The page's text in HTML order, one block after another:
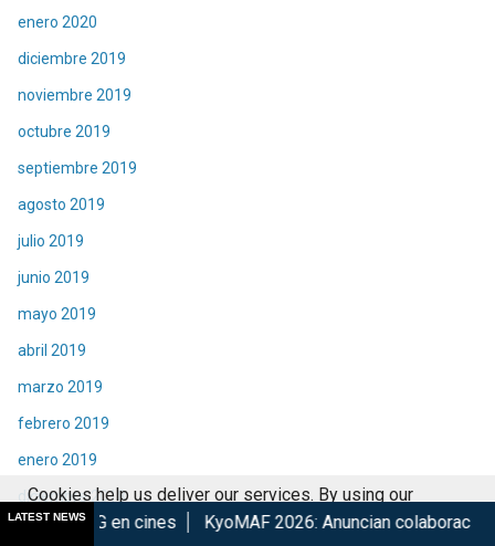
enero 2020
diciembre 2019
noviembre 2019
octubre 2019
septiembre 2019
agosto 2019
julio 2019
junio 2019
mayo 2019
abril 2019
marzo 2019
febrero 2019
enero 2019
diciembre 2018
noviembre 2018
LATEST NEWSKyoMAF 2026: Anuncian colaboraciones y actividades
Cookies help us deliver our services. By using our
services, you agree to our use of cookies.
Got it